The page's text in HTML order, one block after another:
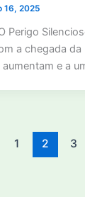
16, 2025
Perigo
a chegada da
e a
1 2 3